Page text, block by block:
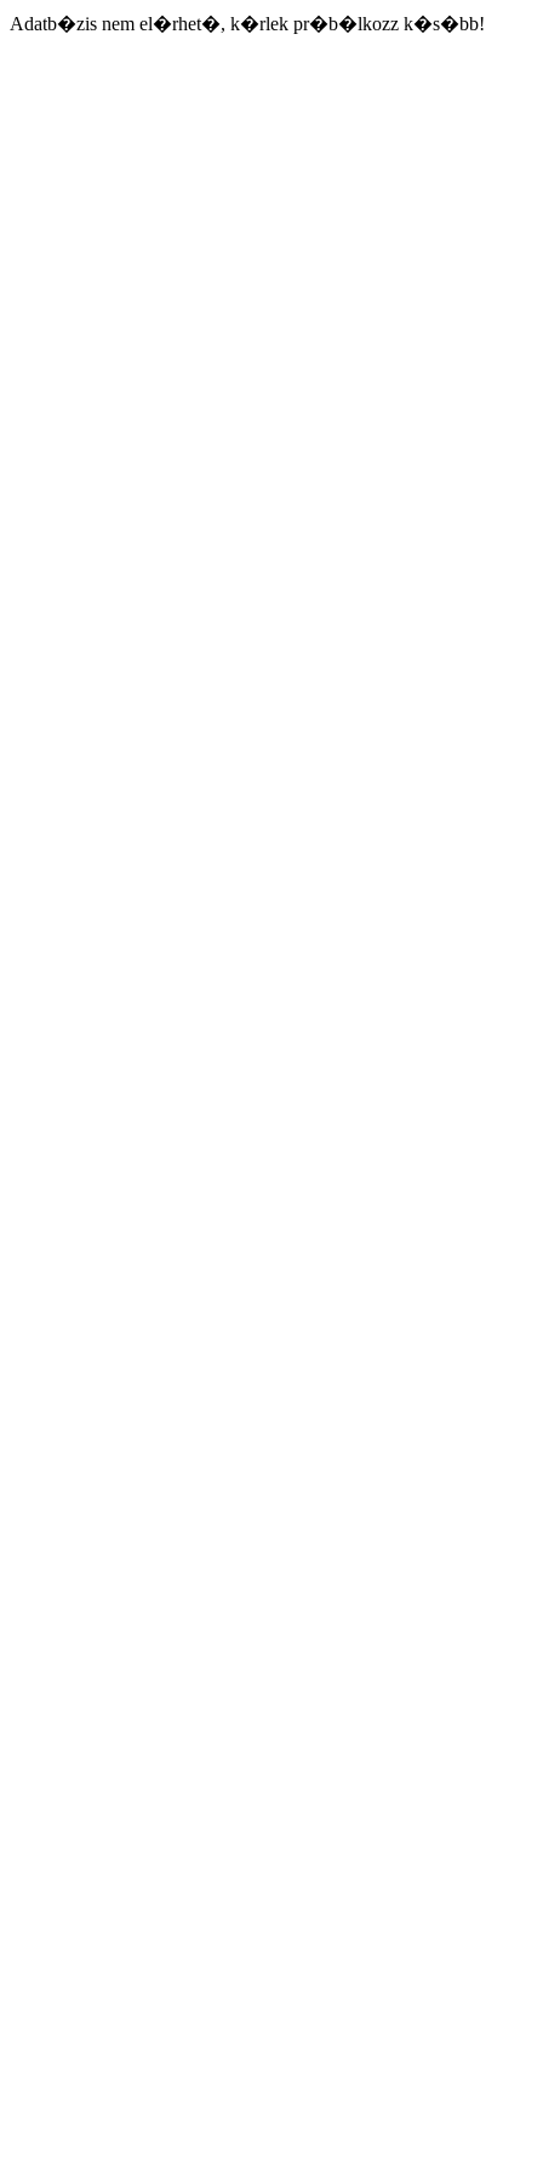
Adatb�zis nem el�rhet�, k�rlek pr�b�lkozz k�s�bb!